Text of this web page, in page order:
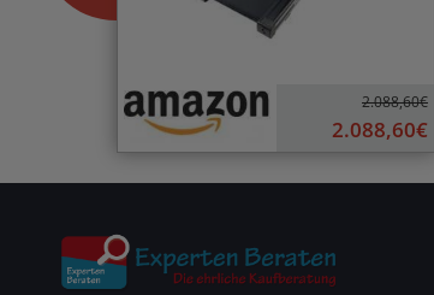
2.088,60€
2.088,60€